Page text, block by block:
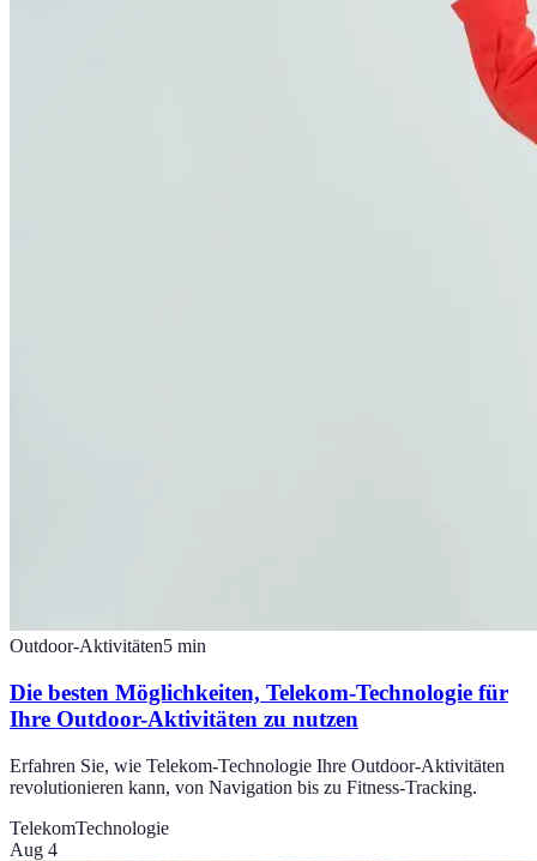
Outdoor-Aktivitäten5 min
Die besten Möglichkeiten, Telekom-Technologie für
Ihre Outdoor-Aktivitäten zu nutzen
Erfahren Sie, wie Telekom-Technologie Ihre Outdoor-Aktivitäten
revolutionieren kann, von Navigation bis zu Fitness-Tracking.
TelekomTechnologie
Aug 4